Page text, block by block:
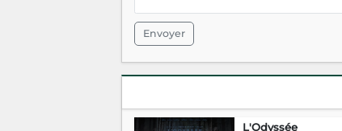
Envoyer
L'Odyssée